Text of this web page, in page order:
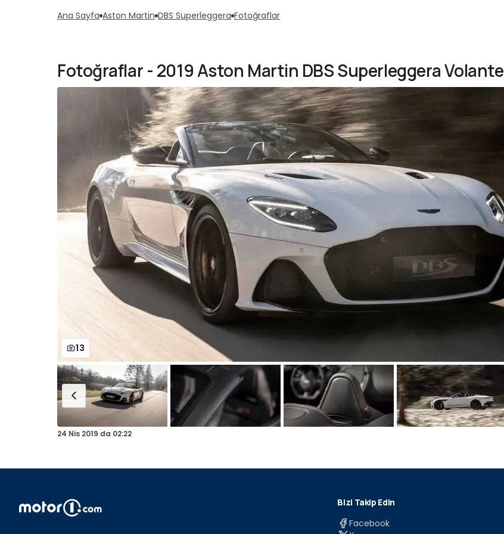
Ana Sayfa Aston Martin DBS Superleggera Fotoğraflar
Fotoğraflar - 2019 Aston Martin DBS Superleggera Volante
13
24 Nis 2019 da 02:22
Bizi Takip Edin
Facebook